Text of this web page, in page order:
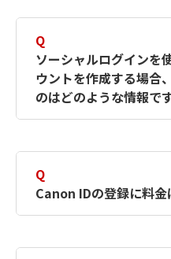
す。詳しい作成方
何ですか？Canon
ださい。
Q
ソーシャルログインを
ウントを作成する場合
のはどのような情報で
択したサービスか
簡単に作成できる
Canon IDの登録フ
Q
Canon IDの登録に料金